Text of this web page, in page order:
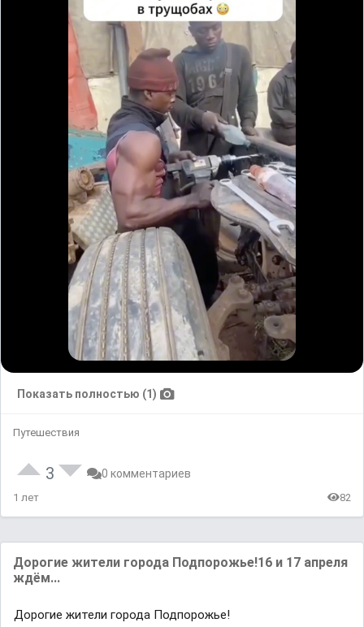
Показать полностью (1)
Путешествия
3 0 комментариев
1 лет 82
Дорогие жители города Подпорожье!16 и 17 апреля
ждём...
Дорогие жители города Подпорожье!